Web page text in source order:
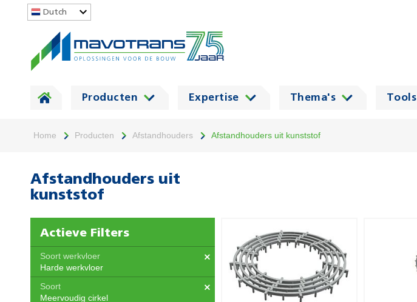
Dutch
Producten Expertise Thema's Tools
Home Producten Afstandhouders Afstandhouders uit kunststof
Afstandhouders uit
kunststof
Actieve Filters
Soort werkvloer
Harde werkvloer
Soort
Meervoudig cirkel